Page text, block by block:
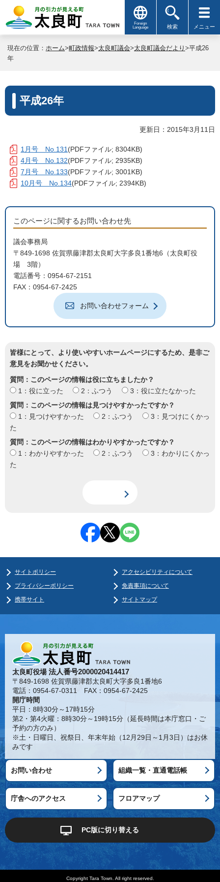
Foreign
Language
検索 メニュー
現在の位置： ホーム>町政情報>太良町議会>太良町議会だより >平成26
年
平成26年
更新日：2015年3月11日
1月号 No.131 (PDFファイル; 8304KB)
4月号 No.132(PDFファイル; 2935KB)
7月号 No.133(PDFファイル; 3001KB)
10月号 No.134(PDFファイル; 2394KB)
このページに関するお問い合わせ先
議会事務局
〒849-1698 佐賀県藤津郡太良町大字多良1番地6（太良町役
場 3階）
電話番号：0954-67-2151
FAX：0954-67-2425
お問い合わせフォーム
皆様にとって、より使いやすいホームページにするため、是非ご
意見をお聞かせください。
質問：このページの情報は役に立ちましたか？
1：役に立った
2：ふつう
3：役に立たなかった
質問：このページの情報は見つけやすかったですか？
1：見つけやすかった
2：ふつう
3：見つけにくかっ
た
質問：このページの情報はわかりやすかったですか？
1：わかりやすかった
2：ふつう
3：わかりにくかっ
た
サイトポリシー
アクセシビリティについて
プライバシーポリシー
免責事項について
携帯サイト
サイトマップ
太良町役場法人番号2000020414417
〒849-1698 佐賀県藤津郡太良町大字多良1番地6
電話：0954-67-0311 FAX：0954-67-2425
開庁時間
平日：8時30分～17時15分
第2・第4火曜：8時30分～19時15分（延長時間は本庁窓口・ご
予約の方のみ）
※土・日曜日、祝祭日、年末年始（12月29日～1月3日）はお休
みです
お問い合わせ 組織一覧・直通電話帳
庁舎へのアクセス フロアマップ
PC版に切り替える
Copyright Tara Town. All right reserved.